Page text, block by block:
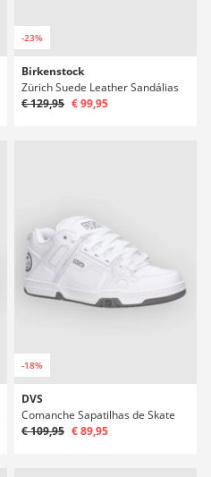
-23%
Birkenstock
Zürich Suede Leather Sandálias
€ 129,95 € 99,95
-18%
DVS
Comanche Sapatilhas de Skate
€ 109,95 € 89,95